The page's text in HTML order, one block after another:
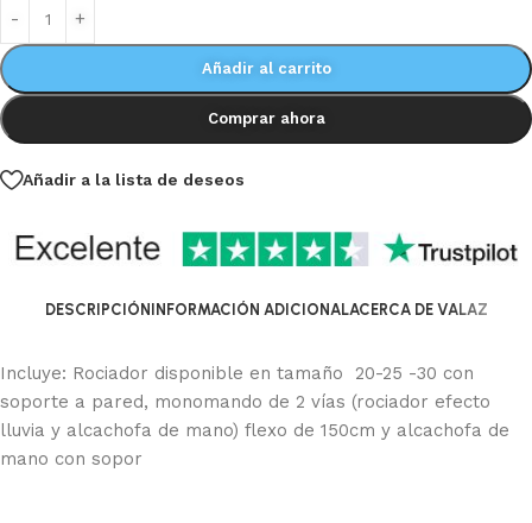
Añadir al carrito
Comprar ahora
Añadir a la lista de deseos
DESCRIPCIÓN INFORMACIÓN ADICIONALACERCA DE VALAZ
Incluye: Rociador disponible en tamaño 20-25 -30 con
soporte a pared, monomando de 2 vías (rociador efecto
lluvia y alcachofa de mano) flexo de 150cm y alcachofa de
mano con sopor